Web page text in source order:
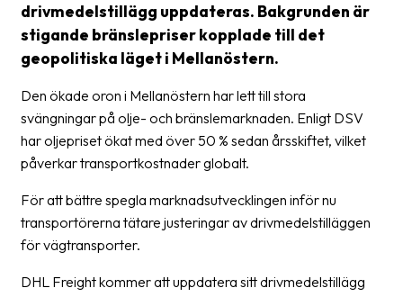
Tulldeklarationer
Leveransvillkor
Manualer
Nedladdningar
Kundtjänst
företaget
drivmedelstillägg uppdateras. Bakgrunden är
stigande bränslepriser kopplade till det
geopolitiska läget i Mellanöstern.
Den ökade oron i Mellanöstern har lett till stora
svängningar på olje- och bränslemarknaden. Enligt DSV
har oljepriset ökat med över 50 % sedan årsskiftet, vilket
påverkar transportkostnader globalt.
För att bättre spegla marknadsutvecklingen inför nu
transportörerna tätare justeringar av drivmedelstilläggen
för vägtransporter.
DHL Freight kommer att uppdatera sitt drivmedelstillägg